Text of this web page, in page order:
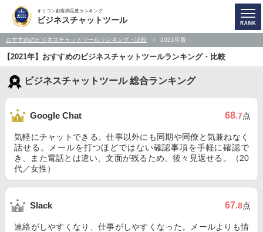
オリコン顧客満足度ランキング
ビジネスチャットツール
おすすめのビジネスチャットツールランキング・比較 2021年版
【2021年】おすすめのビジネスチャットツールランキング・比較
ビジネスチャットツール 総合ランキング
Google Chat 68.7点
気軽にチャットできる。仕事以外にも同期や同僚と気兼ねなく
話せる。メールを打つほどではない確認事項を手軽に確認で
き、また電話とは違い、文面が残るため、後々見返せる。（20
代／女性）
Slack 67.8点
連絡がしやすくなり、仕事がしやすくなった。メールよりも情